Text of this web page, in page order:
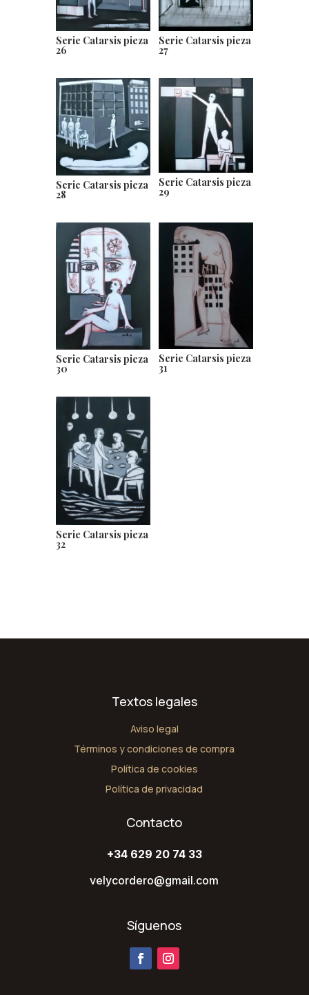
Serie Catarsis pieza
26
Serie Catarsis pieza
27
Serie Catarsis pieza
28
Serie Catarsis pieza
29
Serie Catarsis pieza
30
Serie Catarsis pieza
31
Serie Catarsis pieza
32
Textos legales
Aviso legal
Términos y condiciones de compra
Política de cookies
Política de privacidad
Contacto
+34 629 20 74 33
velycordero@gmail.com
Síguenos